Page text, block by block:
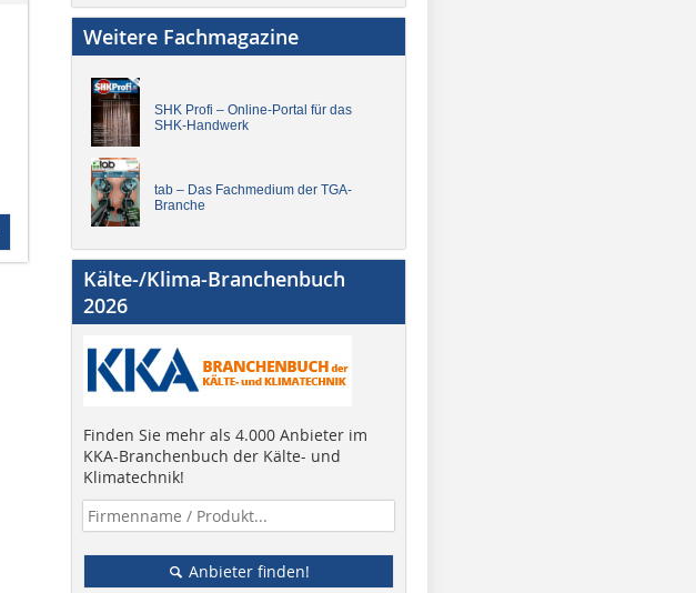
Weitere Fachmagazine
SHK Profi – Online-Portal für das
SHK-Handwerk
tab – Das Fachmedium der TGA-
Branche
Kälte-/Klima-Branchenbuch
2026
Finden Sie mehr als 4.000 Anbieter im
KKA-Branchenbuch der Kälte- und
Klimatechnik!
Anbieter finden!